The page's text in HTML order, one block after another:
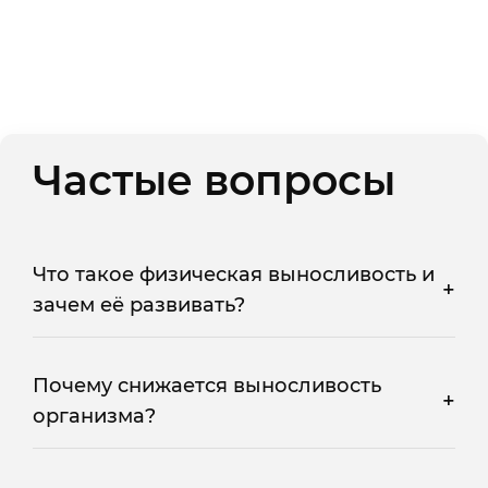
Частые вопросы
Что такое физическая выносливость и
зачем её развивать?
+
способность организма выполнять
нагрузку длительное время без
Почему снижается выносливость
организма?
+